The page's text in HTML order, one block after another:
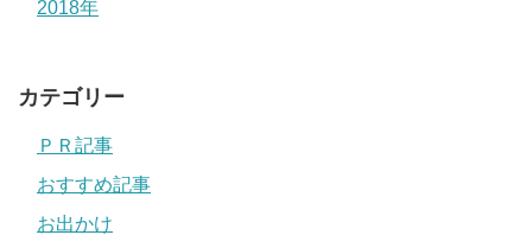
2018年
カテゴリー
ＰＲ記事
おすすめ記事
お出かけ